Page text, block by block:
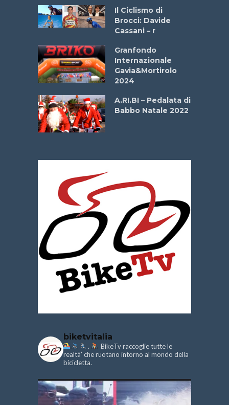
Il Ciclismo di
Brocci: Davide
Cassani – r
Granfondo
Internazionale
Gavia&Mortirolo
2024
A.RI.BI – Pedalata di
Babbo Natale 2022
biketvitalia
.
BikeTv raccoglie tutte le
realtà’ che ruotano intorno al mondo della
bicicletta.